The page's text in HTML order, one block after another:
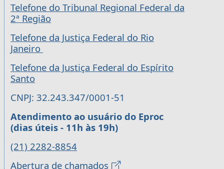
Telefone do Tribunal Regional Federal da
2ª Região
Telefone da Justiça Federal do Rio
Janeiro
Telefone da Justiça Federal do Espírito
Santo
CNPJ: 32.243.347/0001-51
Atendimento ao usuário do Eproc
(dias úteis - 11h às 19h)
(21) 2282-8854
Abertura de chamados